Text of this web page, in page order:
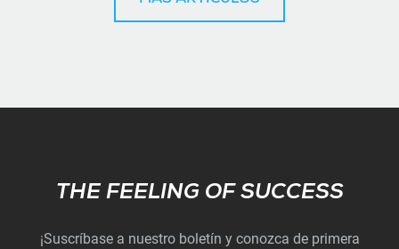
Subscribe
THE FEELING OF SUCCESS
¡Suscríbase a nuestro boletín y conozca de primera